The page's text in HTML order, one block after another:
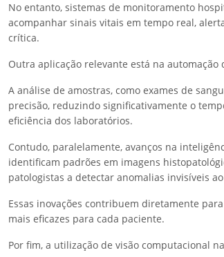
No entanto, sistemas de monitoramento
acompanhar sinais vitais em tempo real,
crítica.
Outra aplicação relevante está na automação
A análise de amostras, como exames de
precisão, reduzindo significativamente o
eficiência dos laboratórios.
Contudo, paralelamente, avanços na
identificam padrões em imagens
patologistas a detectar anomalias invisíveis
Essas inovações contribuem diretamente
mais eficazes para cada paciente.
Por fim, a utilização de visão computacional